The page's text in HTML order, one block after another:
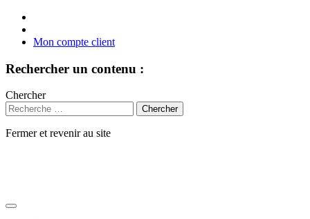
Mon compte client
Rechercher un contenu :
Chercher
Fermer et revenir au site